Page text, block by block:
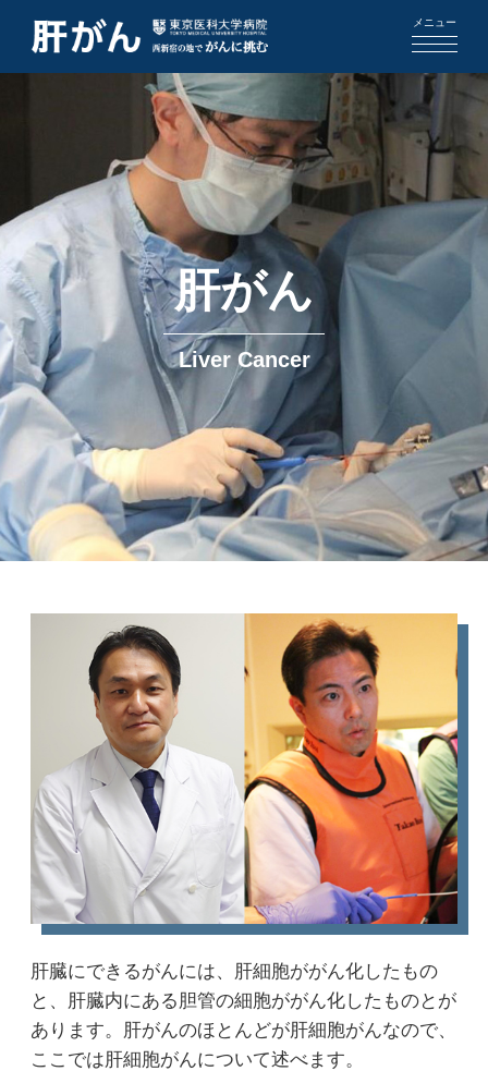
メニュー
肝がん
Liver Cancer
肝臓にできるがんには、肝細胞ががん化したもの
と、肝臓内にある胆管の細胞ががん化したものとが
あります。肝がんのほとんどが肝細胞がんなので、
ここでは肝細胞がんについて述べます。